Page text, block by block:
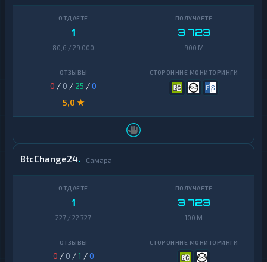
1
80,6 / 29 000
3 723
900 M
0 / 0 / 25 /0
5,0 ★
BtcChange24 Самара
1
227 / 22 727
3 723
100 M
0 / 0 /1 /0